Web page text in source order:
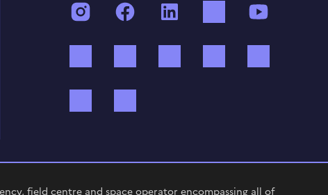
InstagramFacebook TikTok